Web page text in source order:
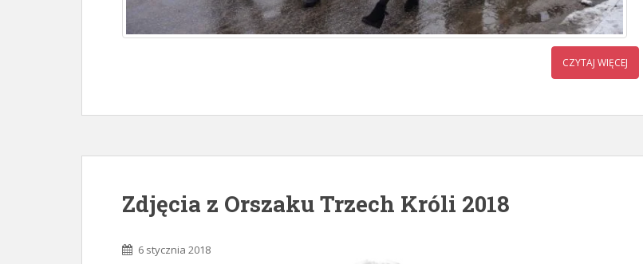
CZYTAJ WIĘCEJ
Zdjęcia z Orszaku Trzech Króli 2018
6 stycznia 2018